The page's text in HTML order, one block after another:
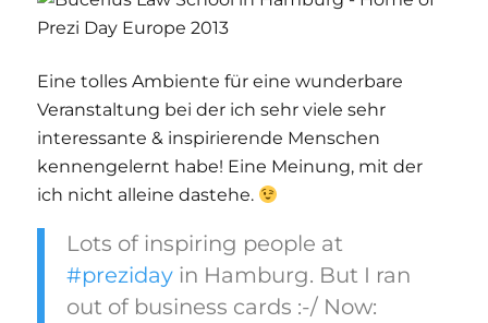
Eine tolles Ambiente für eine wunderbare
Veranstaltung bei der ich sehr viele sehr
interessante & inspirierende Menschen
kennengelernt habe! Eine Meinung, mit der
ich nicht alleine dastehe.
Lots of inspiring people at
#prezidayin Hamburg. But I ran
out of business cards :-/ Now: